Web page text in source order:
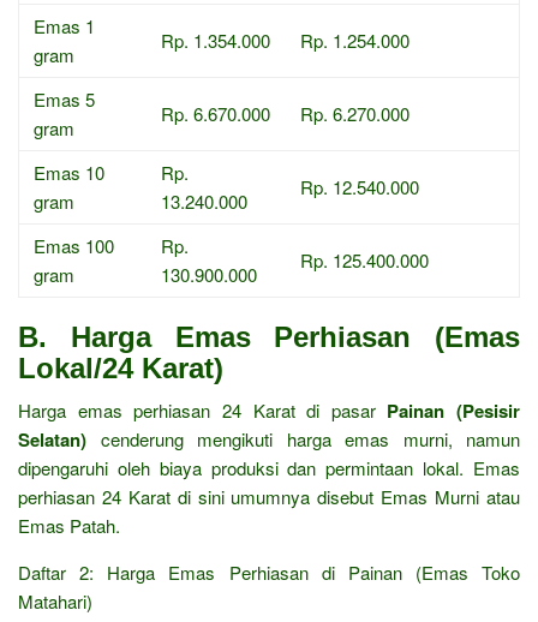
Emas 1
gram
Rp. 1.354.000 Rp. 1.254.000
Emas 5
gram
Rp. 6.670.000 Rp. 6.270.000
Emas 10
gram
Rp.
13.240.000
Rp. 12.540.000
Emas 100
gram
Rp.
130.900.000
Rp. 125.400.000
B. Harga Emas Perhiasan (Emas
Lokal/24 Karat)
Harga emas perhiasan 24 Karat di pasar Painan (Pesisir
Selatan) cenderung mengikuti harga emas murni, namun
dipengaruhi oleh biaya produksi dan permintaan lokal. Emas
perhiasan 24 Karat di sini umumnya disebut Emas Murni atau
Emas Patah.
Daftar 2: Harga Emas Perhiasan di Painan (Emas Toko
Matahari)